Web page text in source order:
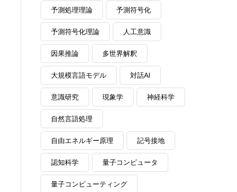
予測処理理論 予測符号化
予測符号化理論 人工意識
因果推論 多世界解釈
大規模言語モデル 対話AI
意識研究 現象学 神経科学
自然言語処理
自由エネルギー原理 記号接地
認知科学 量子コンピュータ
量子コンピューティング